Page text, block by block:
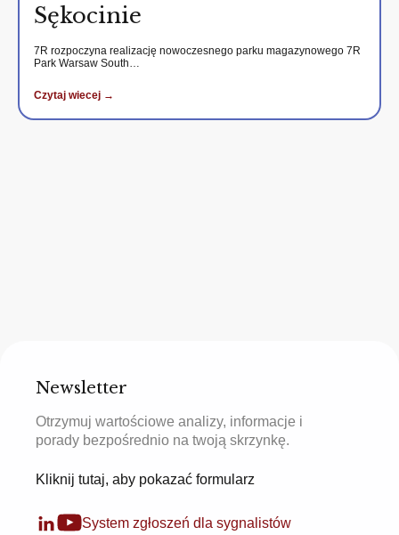
Sękocinie
7R rozpoczyna realizację nowoczesnego parku magazynowego 7R
Park Warsaw South…
Czytaj wiecej →
Newsletter
Otrzymuj wartościowe analizy, informacje i
porady bezpośrednio na twoją skrzynkę.
Kliknij tutaj, aby pokazać formularz
System zgłoszeń dla sygnalistów